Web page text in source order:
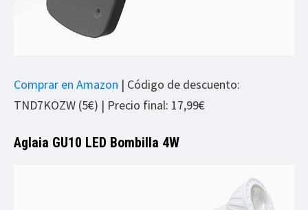
Comprar en Amazon | Código de descuento:
TND7KOZW (5€) | Precio final: 17,99€
Aglaia GU10 LED Bombilla 4W